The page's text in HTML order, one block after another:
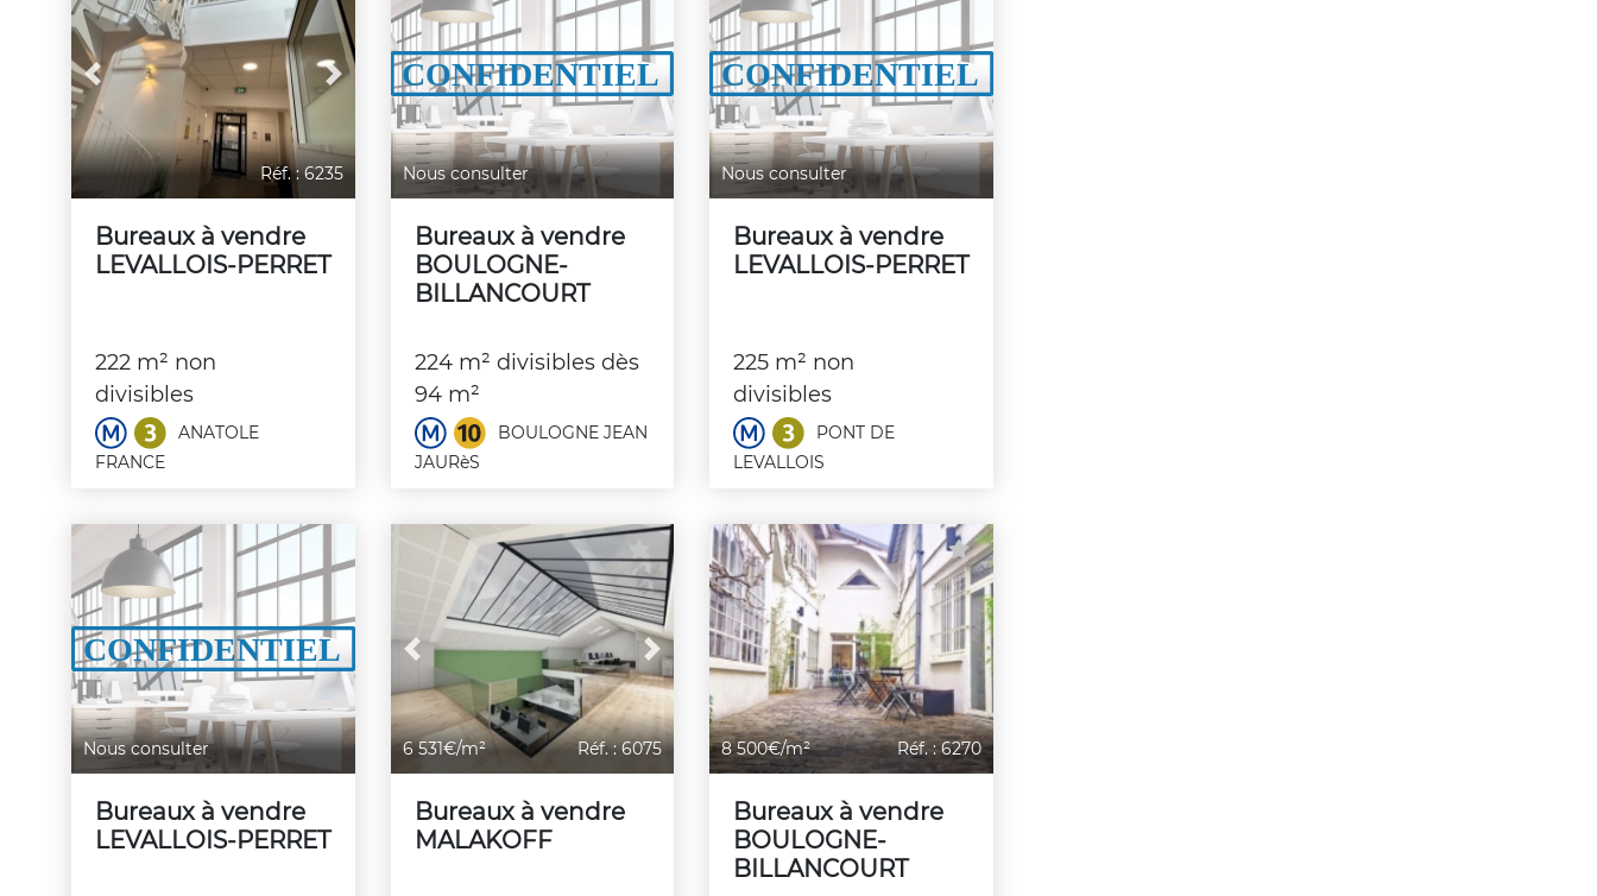
Previous Next
Réf. : 6235
Bureaux à vendre
LEVALLOIS-PERRET
222 m² non
divisibles
ANATOLE
FRANCE
Nous consulter
Bureaux à vendre
BOULOGNE-
BILLANCOURT
224 m² divisibles dès
94 m²
BOULOGNE JEAN
JAURèS
Nous consulter
Bureaux à vendre
LEVALLOIS-PERRET
225 m² non
divisibles
PONT DE
LEVALLOIS
Nous consulter
Bureaux à vendre
LEVALLOIS-PERRET
Previous Next
6 531€/m² Réf. : 6075
Bureaux à vendre
MALAKOFF
8 500€/m² Réf. : 6270
Bureaux à vendre
BOULOGNE-
BILLANCOURT